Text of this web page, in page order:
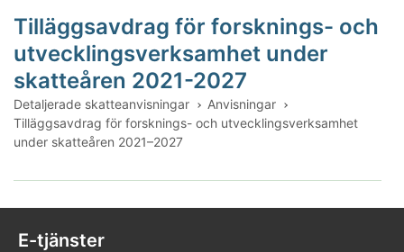
Tilläggsavdrag för forsknings- och
utvecklingsverksamhet under
skatteåren 2021-2027
Detaljerade skatteanvisningar
Anvisningar
Tilläggsavdrag för forsknings- och utvecklingsverksamhet
under skatteåren 2021–2027
1
E-tjänster